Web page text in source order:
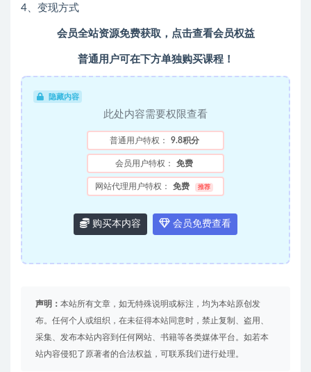
4、变现方式
会员全站资源免费获取，点击查看会员权益
普通用户可在下方单独购买课程！
隐藏内容
此处内容需要权限查看
普通用户特权： 9.8积分
会员用户特权： 免费
网站代理用户特权： 免费 推荐
购买本内容 会员免费查看
声明： 本站所有文章，如无特殊说明或标注，均为本站原创发
布。任何个人或组织，在未征得本站同意时，禁止复制、盗用、
采集、发布本站内容到任何网站、书籍等各类媒体平台。如若本
站内容侵犯了原著者的合法权益，可联系我们进行处理。